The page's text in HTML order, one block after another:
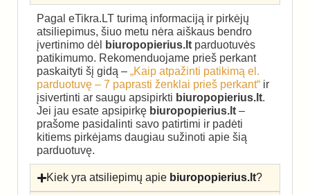
Pagal eTikra.LT turimą informaciją ir pirkėjų
atsiliepimus, šiuo metu nėra aiškaus bendro
įvertinimo dėl
biuropopierius.lt parduotuvės
patikimumo. Rekomenduojame prieš perkant
paskaityti šį gidą – „Kaip atpažinti patikimą el.
parduotuvę – 7 paprasti ženklai prieš perkant“ ir
įsivertinti ar saugu apsipirkti biuropopierius.lt.
Jei jau esate apsipirkę biuropopierius.lt –
prašome pasidalinti savo patirtimi ir padėti
kitiems pirkėjams daugiau sužinoti apie šią
parduotuvę.
Kiek yra atsiliepimų apie biuropopierius.lt?